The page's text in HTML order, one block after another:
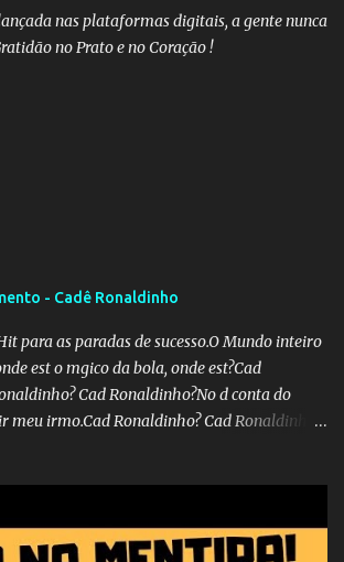
nas plataformas digitais, a gente nunca
no Prato e no Coração !
- Cadê Ronaldinho
para as paradas de sucesso.O Mundo inteiro
est o mgico da bola, onde est?Cad
Cad Ronaldinho?No d conta do
meu irmo.Cad Ronaldinho? Cad Ronaldinho?